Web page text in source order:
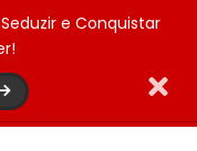
e Conquistar